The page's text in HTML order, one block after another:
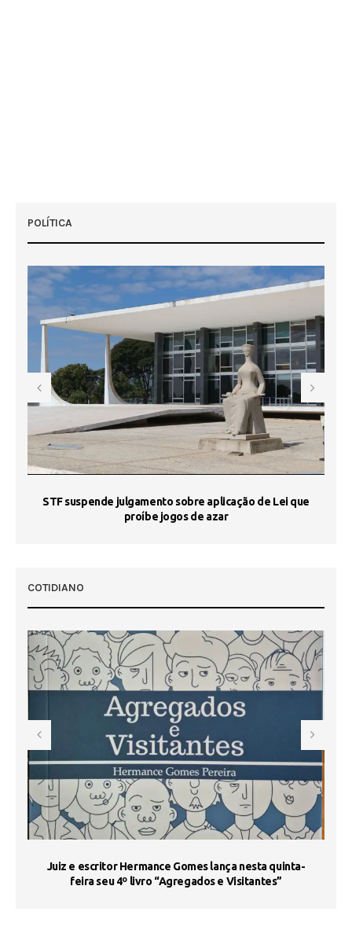
POLÍTICA
STF suspende julgamento sobre aplicação de Lei que
proíbe jogos de azar
COTIDIANO
Juiz e escritor Hermance Gomes lança nesta quinta-
feira seu 4º livro “Agregados e Visitantes”